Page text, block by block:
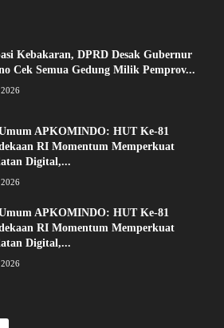
Kebakaran, DPRD Desak Gubernur
Cek Semua Gedung Milik Pemprov...
APKOMINDO: HUT Ke-81
RI Momentum Memperkuat
Digital,...
APKOMINDO: HUT Ke-81
RI Momentum Memperkuat
Digital,...